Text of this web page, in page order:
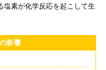
塩素が化学反応を起こして生
影響